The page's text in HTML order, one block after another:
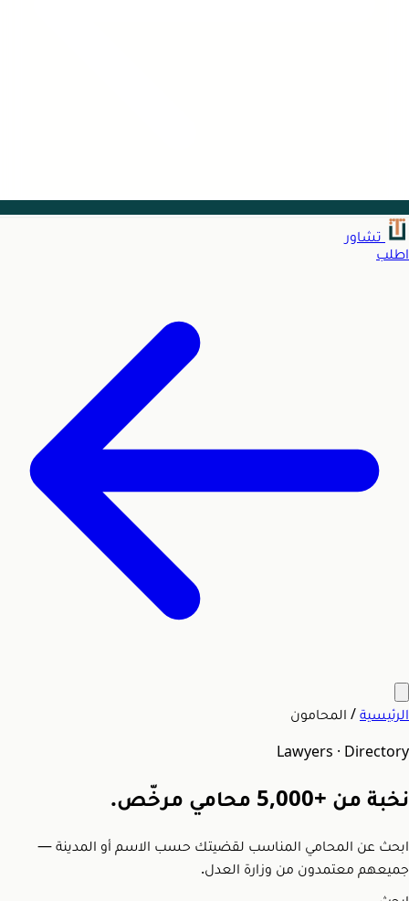
تشاور
اطلب
الرئيسية / المحامون
Lawyers · Directory
نخبة من +5,000 محامي مرخّص.
ابحث عن المحامي المناسب لقضيتك حسب الاسم أو المدينة —
جميعهم معتمدون من وزارة العدل.